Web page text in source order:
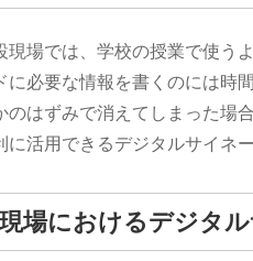
現場では、学校の授業で使う
に必要な情報を書くのには時
のはずみで消えてしまった場
に活用できるデジタルサイネ
場におけるデジタ